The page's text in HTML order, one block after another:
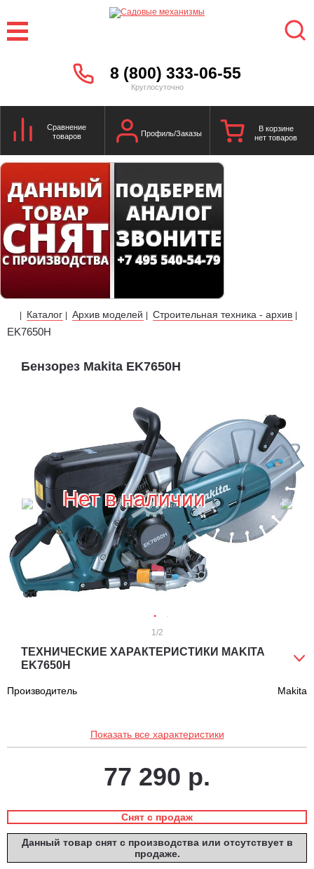
8 (800) 333-06-55
Круглосуточно
Сравнение
товаров
Профиль/Заказы
В корзине
нет товаров
| Каталог | Архив моделей | Строительная техника - архив |
EK7650H
Бензорез Makita EK7650H
Нет в наличии
1 /2
ТЕХНИЧЕСКИЕ ХАРАКТЕРИСТИКИ MAKITA
EK7650H
Производитель Makita
Показать все характеристики
77 290 р.
Снят с продаж
Данный товар снят с производства или отсутствует в
продаже.